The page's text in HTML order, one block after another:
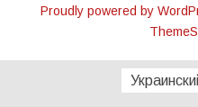
Proudly powered by